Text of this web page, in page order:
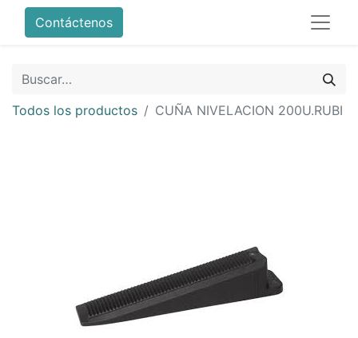
Contáctenos
Todos los productos CUÑA NIVELACION 200U.RUBI